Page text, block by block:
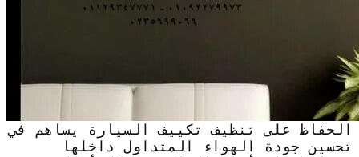
الحفاظ على تنظيف تكييف السيارة يساهم في
تحسين جودة الهواء المتداول داخلها